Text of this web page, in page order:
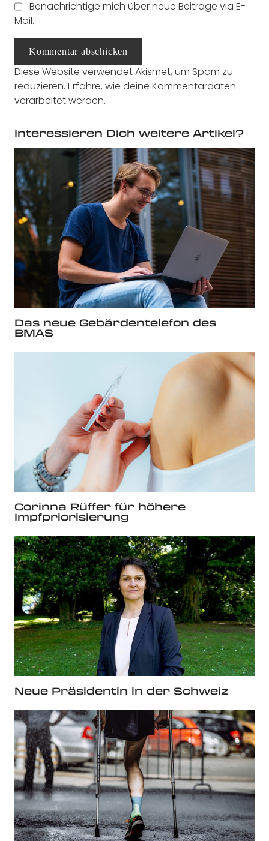
Benachrichtige mich über neue Beiträge via E-
Mail.
Kommentar abschicken
Diese Website verwendet Akismet, um Spam zu
reduzieren. Erfahre, wie deine Kommentardaten
verarbeitet werden.
Interessieren Dich weitere Artikel?
Das neue Gebärdentelefon des
BMAS
Corinna Rüffer für höhere
Impfpriorisierung
Neue Präsidentin in der Schweiz